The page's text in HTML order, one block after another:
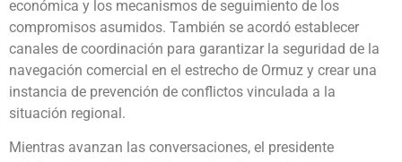
económica y los mecanismos de seguimiento de los
compromisos asumidos. También se acordó establecer
canales de coordinación para garantizar la seguridad de la
navegación comercial en el estrecho de Ormuz y crear una
instancia de prevención de conflictos vinculada a la
situación regional.
Mientras avanzan las conversaciones, el presidente